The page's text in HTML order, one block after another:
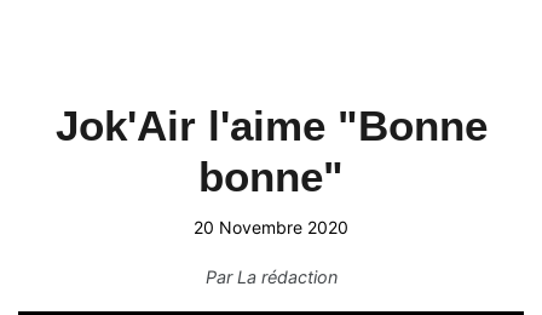
Jok'Air l'aime "Bonne
bonne"
20 Novembre 2020
ParLa rédaction